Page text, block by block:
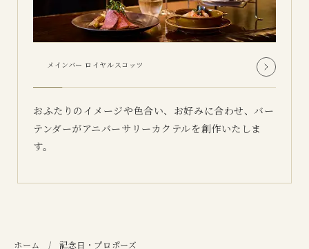
メインバー ロイヤルスコッツ
おふたりのイメージや色合い、お好みに合わせ、バー
テンダーがアニバーサリーカクテルを創作いたしま
す。
ホーム 記念日・プロポーズ